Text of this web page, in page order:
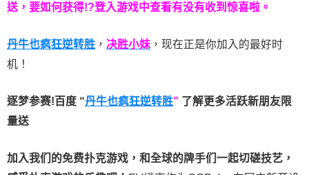
送，要如何获得!?登入游戏中查看有没有收到惊喜啦。
丹牛也疯狂逆转胜 ， 决胜小妹 ，现在正是你加入的最好时
机！
逐梦参赛!百度 “丹牛也疯狂逆转胜” 了解更多活跃新朋友限
量送
加入我们的免费扑克游戏，和全球的牌手们一起切磋技艺，